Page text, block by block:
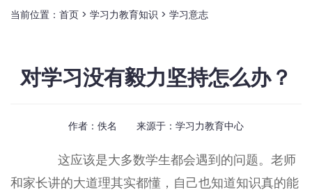
当前位置： 首页 > 学习力教育知识 > 学习意志
对学习没有毅力坚持怎么办？
作者：佚名 来源于： 学习力教育中心
这应该是大多数学生都会遇到的问题。老师
和家长讲的大道理其实都懂，自己也知道知识真的能